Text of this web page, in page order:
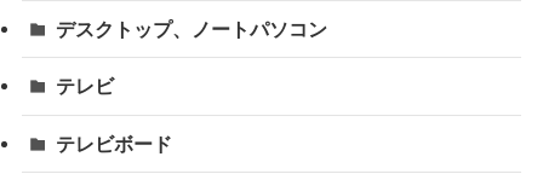
デスクトップ、ノートパソコン
テレビ
テレビボード